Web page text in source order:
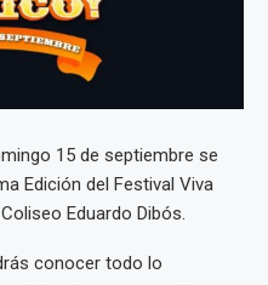
15 de septiembre se
Edición del Festival Viva
Eduardo Dibós.
conocer todo lo